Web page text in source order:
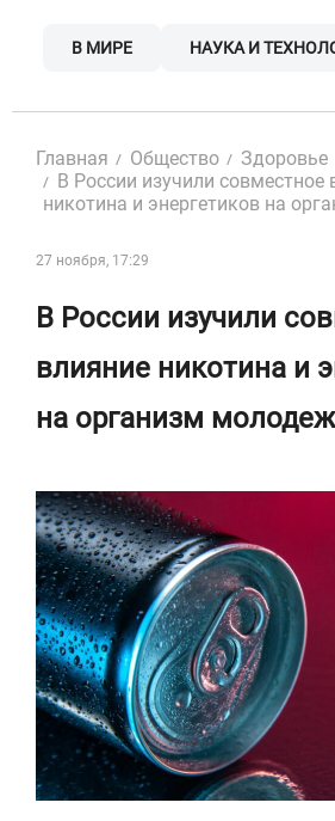
В МИРЕ НАУКА И
Главная Общество
Здоровье
В России изучили совместное
никотина и энергетиков на
27 ноября, 17:29
В России изучили
влияние никотина и
на организм